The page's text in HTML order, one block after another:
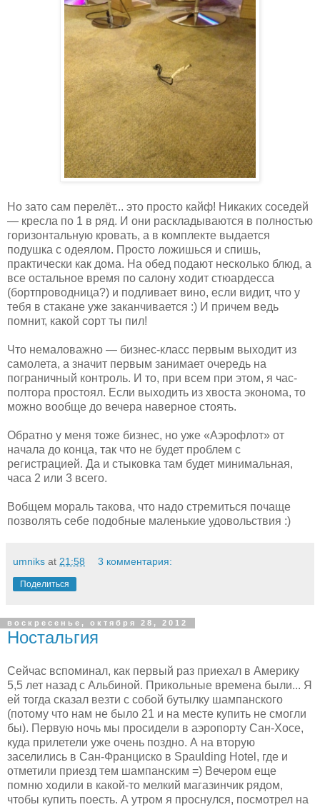
Но зато сам перелёт... это просто кайф! Никаких соседей
— кресла по 1 в ряд. И они раскладываются в полностью
горизонтальную кровать, а в комплекте выдается
подушка с одеялом. Просто ложишься и спишь,
практически как дома. На обед подают несколько блюд, а
все остальное время по салону ходит стюардесса
(бортпроводница?) и подливает вино, если видит, что у
тебя в стакане уже заканчивается :) И причем ведь
помнит, какой сорт ты пил!
Что немаловажно — бизнес-класс первым выходит из
самолета, а значит первым занимает очередь на
пограничный контроль. И то, при всем при этом, я час-
полтора простоял. Если выходить из хвоста эконома, то
можно вообще до вечера наверное стоять.
Обратно у меня тоже бизнес, но уже «Аэрофлот» от
начала до конца, так что не будет проблем с
регистрацией. Да и стыковка там будет минимальная,
часа 2 или 3 всего.
Вобщем мораль такова, что надо стремиться почаще
позволять себе подобные маленькие удовольствия :)
umniks at 21:58 3 комментария:
Поделиться
воскресенье, октября 28, 2012
Ностальгия
Сейчас вспоминал, как первый раз приехал в Америку
5,5 лет назад с Альбиной. Прикольные времена были... Я
ей тогда сказал везти с собой бутылку шампанского
(потому что нам не было 21 и на месте купить не смогли
бы). Первую ночь мы просидели в аэропорту Сан-Хосе,
куда прилетели уже очень поздно. А на вторую
заселились в Сан-Франциско в Spaulding Hotel, где и
отметили приезд тем шампанским =) Вечером еще
помню ходили в какой-то мелкий магазинчик рядом,
чтобы купить поесть. А утром я проснулся, посмотрел на